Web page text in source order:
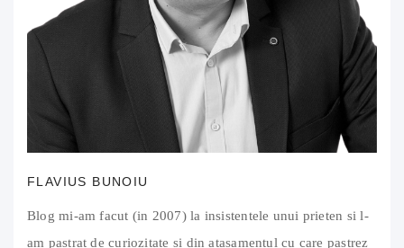
FLAVIUS BUNOIU
Blog mi-am facut (in 2007) la insistentele unui prieten si l-
am pastrat de curiozitate si din atasamentul cu care pastrez